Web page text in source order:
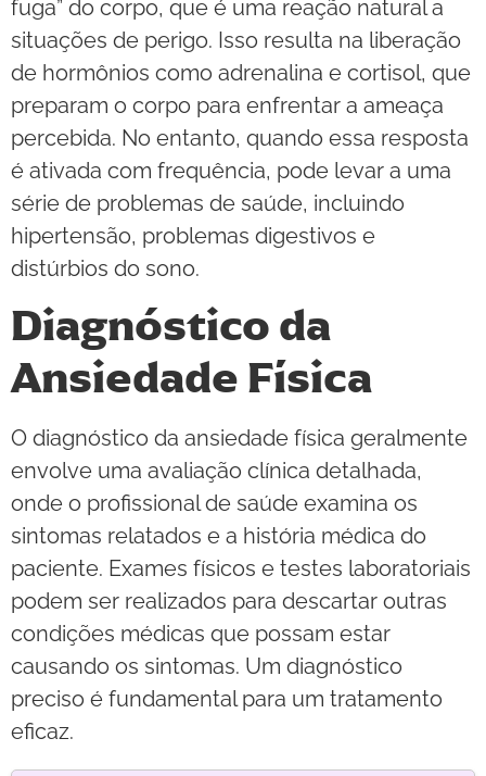
fuga” do corpo, que é uma reação natural a
situações de perigo. Isso resulta na liberação
de hormônios como adrenalina e cortisol, que
preparam o corpo para enfrentar a ameaça
percebida. No entanto, quando essa resposta
é ativada com frequência, pode levar a uma
série de problemas de saúde, incluindo
hipertensão, problemas digestivos e
distúrbios do sono.
Diagnóstico da
Ansiedade Física
O diagnóstico da ansiedade física geralmente
envolve uma avaliação clínica detalhada,
onde o profissional de saúde examina os
sintomas relatados e a história médica do
paciente. Exames físicos e testes laboratoriais
podem ser realizados para descartar outras
condições médicas que possam estar
causando os sintomas. Um diagnóstico
preciso é fundamental para um tratamento
eficaz.